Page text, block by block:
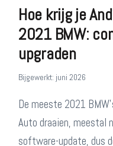
Hoe krijg je
2021 BMW:
upgraden
Bijgewerkt: juni 2026
De meeste 2021
Auto draaien, meestal
software-update, dus